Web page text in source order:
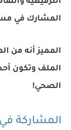
المشارك في
المميز أنه من
الملف وتكون
الصحي!
المشاركة في